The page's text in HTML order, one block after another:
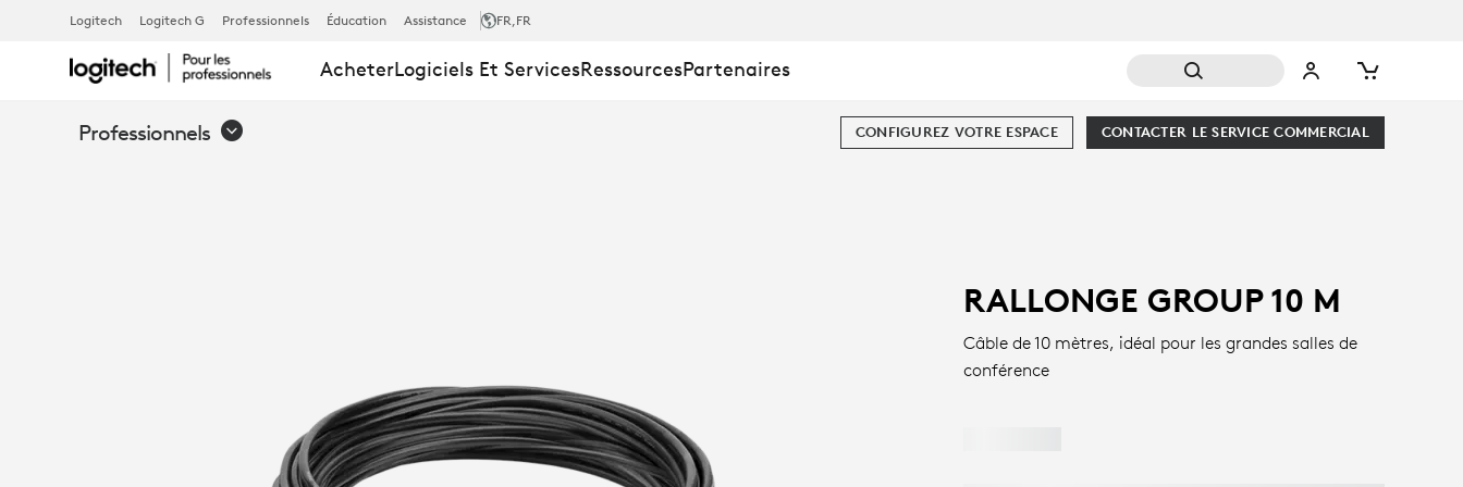
RALLONGE
Logitech Logitech G Professionnels Éducation Assistance FR,FR
AcheterLogiciels Et ServicesRessourcesPartenaires
Professionnels CONTACTER LE SERVICE COMMERCIAL
CONFIGUREZ VOTRE ESPACE
RALLONGE GROUP 10 M
Câble de 10 mètres, idéal pour les grandes salles de
conférence